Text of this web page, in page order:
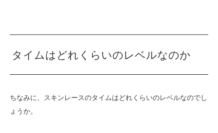
タイムはどれくらいのレベルなのか
ちなみに、スキンレースのタイムはどれくらいのレベルなのでし
ょうか。